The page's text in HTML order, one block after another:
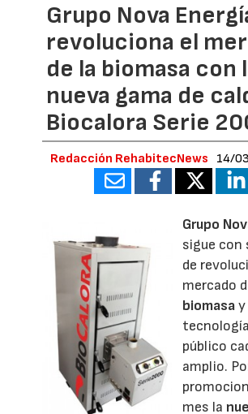
Grupo Nova
revoluciona el
de la biomasa con
nueva gama de
Biocalora Serie
Redacción RehabitecNews 14/
Grupo
sigue con
de
mercado
biomasay
público
amplio.
mes la